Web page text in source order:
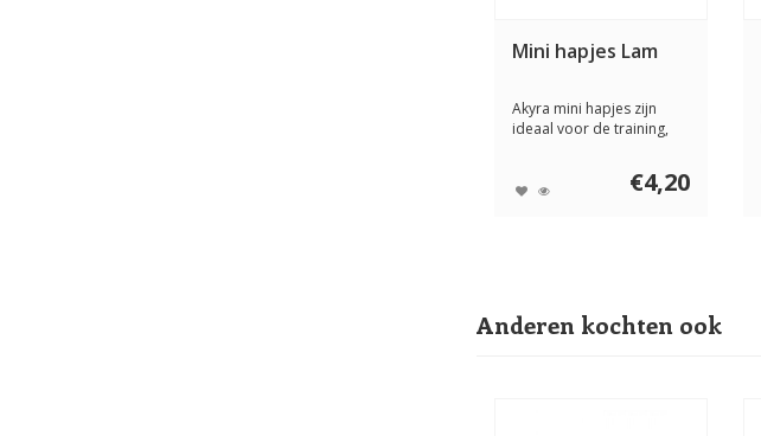
Mini hapjes Lam
Akyra mini hapjes zijn
ideaal voor de training,
€4,20
Anderen kochten ook